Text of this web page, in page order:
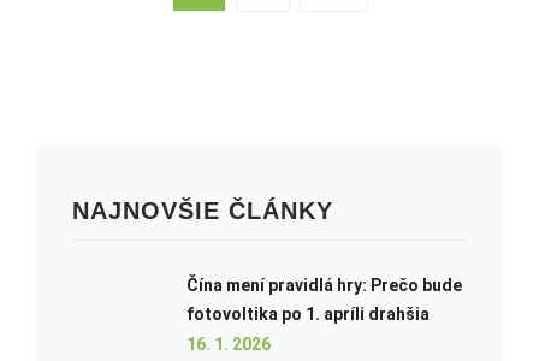
NAJNOVŠIE ČLÁNKY
Čína mení pravidlá hry: Prečo bude
fotovoltika po 1. apríli drahšia
16. 1. 2026